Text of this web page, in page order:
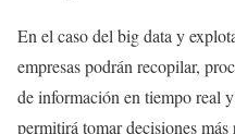
En el caso del big data y
empresas podrán recopilar,
de información en tiempo real
permitirá tomar decisiones